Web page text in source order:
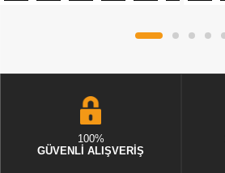
100%
GÜVENLİ ALIŞVERİŞ